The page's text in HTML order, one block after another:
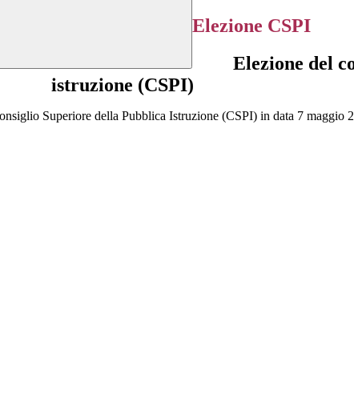
Elezione CSPI
Elezione del
istruzione (CSPI)
Superiore della Pubblica Istruzione (CSPI) in data 7 maggio